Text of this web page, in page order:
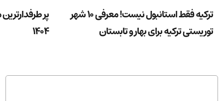
ترکیه فقط استانبول نیست! معرفی 10 شهر
توریستی ترکیه برای بهار و تابستان
پر
1404